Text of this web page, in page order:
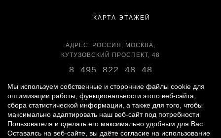
КАРТА ЭТАЖЕЙ
АДРЕС: РОССИЯ, МОСКВА,
КУТУЗОВСКИЙ ПРОСПЕКТ, 48
8 495 822 48 48
ВРЕМЯ РАБОТЫ:
ЕЖЕДНЕВНО С 11:00 ДО 22:00
Мы используем собственные и сторонние файлы cookie для
оптимизации работы, функциональности этого веб-сайта,
сбора статистической информации, а также для того, чтобы
максимально адаптировать наш веб-сайт под потребности
Пользователя и сделать его максимально удобным для Вас.
Оставаясь на веб-сайте, вы даёте согласие на использование